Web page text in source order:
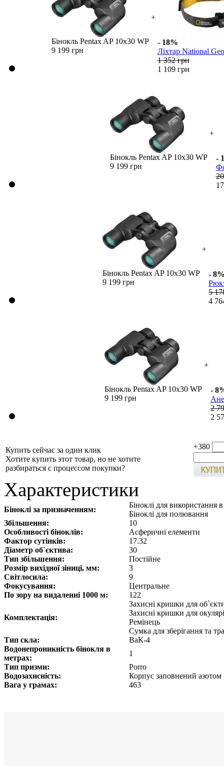
Бінокль Pentax AP 10x30 WP
9 199 грн
+
- 18%
Ліхтар National
1 352 грн
1 109 грн
Бінокль Pentax AP 10x30 WP
9 199 грн
+
-
Бінокль Pentax AP 10x30 WP
9 199 грн
+
-
5
4
Бінокль Pentax AP 10x30 WP
9 199 грн
+
-
2
2
Купить сейчас за один клик
Хотите купить этот товар, но не хотите
разбираться с процессом покупки?
+380
Характеристики
Біноклі за призначенням:
Біноклі для використання
Біноклі для полювання
Збільшення:
10
Особливості біноклів:
Асферичні елементи
Фактор сутінків:
17.32
Діаметр об`єктива:
30
Тип збільшення:
Постійне
Розмір вихідної зіниці, мм:
3
Світлосила:
9
Фокусування:
Центральне
По зору на видаленні 1000 м:
122
Комплектація:
Захисні кришки для
Захисні кришки для
Ремінець
Сумка для зберігання та
Тип скла:
ВаК-4
Водонепроникність бінокля в
метрах:
1
Тип призми:
Porro
Водозахисність:
Корпус заповнений азотом
Вага у грамах:
463